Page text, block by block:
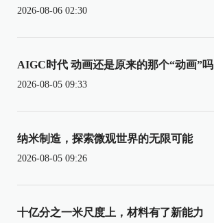
2026-08-06 02:30
AIGC时代 动画还是原来的那个“动画”吗
2026-08-05 09:33
纳米制造，探索微观世界的无限可能
2026-08-05 09:26
十亿分之一米尺度上，材料有了新能力